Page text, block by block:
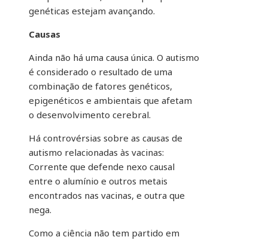
genéticas estejam avançando.
Causas
Ainda não há uma causa única. O autismo
é considerado o resultado de uma
combinação de fatores genéticos,
epigenéticos e ambientais que afetam
o desenvolvimento cerebral.
Há controvérsias sobre as causas de
autismo relacionadas às vacinas:
Corrente que defende nexo causal
entre o alumínio e outros metais
encontrados nas vacinas, e outra que
nega.
Como a ciência não tem partido em